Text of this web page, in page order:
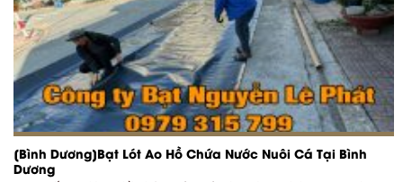
[Bình Dương]Bạt Lót Ao Hồ Chứa Nước Nuôi Cá Tại Bình
Dương